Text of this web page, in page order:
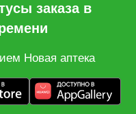
заказа в
Новая аптека